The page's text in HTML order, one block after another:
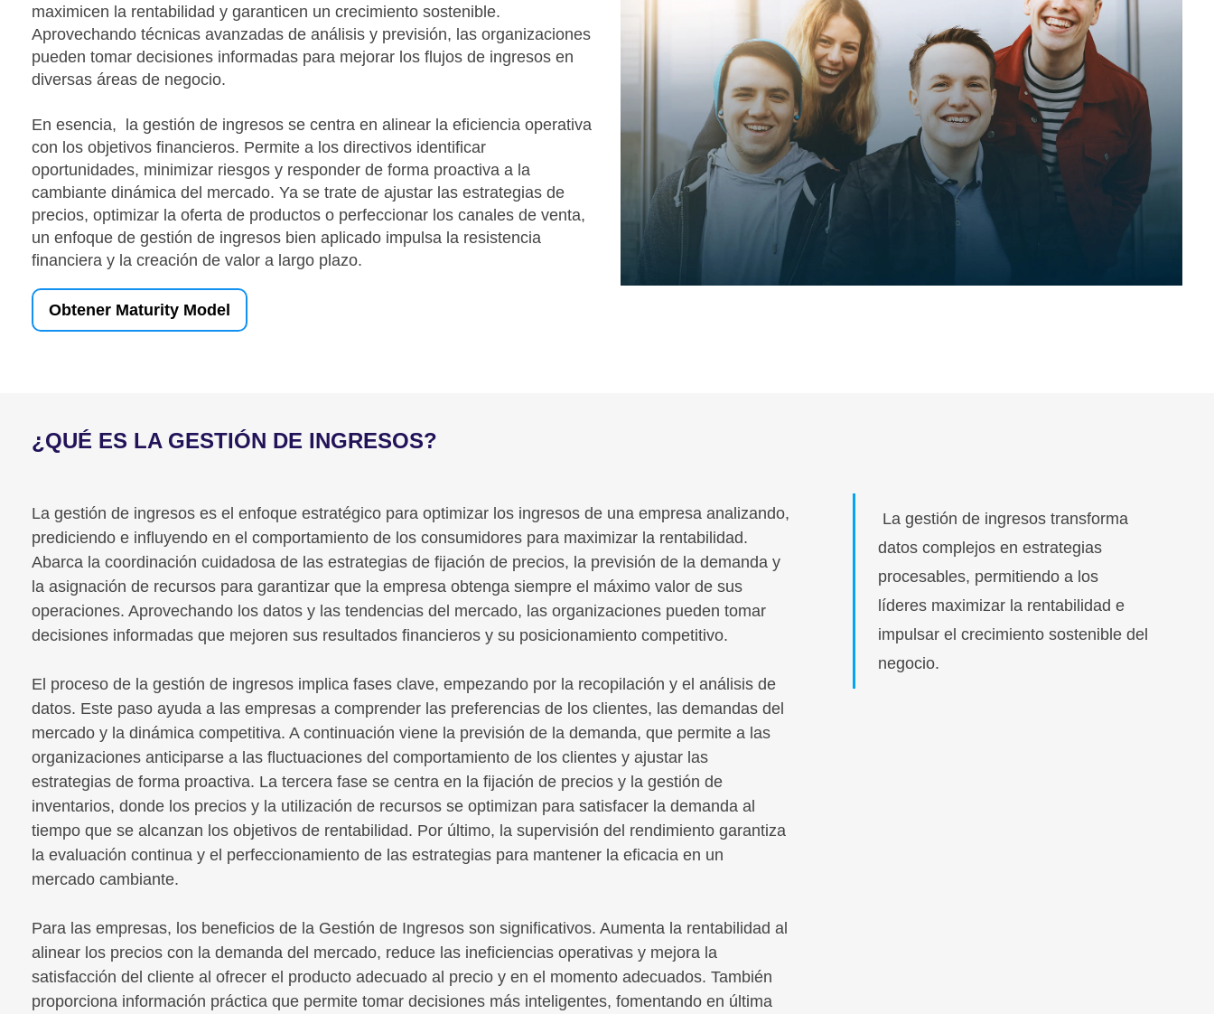
maximicen la rentabilidad y garanticen un crecimiento sostenible.
Aprovechando técnicas avanzadas de análisis y previsión, las organizaciones
pueden tomar decisiones informadas para mejorar los flujos de ingresos en
diversas áreas de negocio.
En esencia, la gestión de ingresos se centra en alinear la eficiencia operativa
con los objetivos financieros. Permite a los directivos identificar
oportunidades, minimizar riesgos y responder de forma proactiva a la
cambiante dinámica del mercado. Ya se trate de ajustar las estrategias de
precios, optimizar la oferta de productos o perfeccionar los canales de venta,
un enfoque de gestión de ingresos bien aplicado impulsa la resistencia
financiera y la creación de valor a largo plazo.
Obtener Maturity Model
¿QUÉ ES LA GESTIÓN DE INGRESOS?
La gestión de ingresos es el enfoque estratégico para optimizar los ingresos de una empresa analizando,
prediciendo e influyendo en el comportamiento de los consumidores para maximizar la rentabilidad.
Abarca la coordinación cuidadosa de las estrategias de fijación de precios, la previsión de la demanda y
la asignación de recursos para garantizar que la empresa obtenga siempre el máximo valor de sus
operaciones. Aprovechando los datos y las tendencias del mercado, las organizaciones pueden tomar
decisiones informadas que mejoren sus resultados financieros y su posicionamiento competitivo.
El proceso de la gestión de ingresos implica fases clave, empezando por la recopilación y el análisis de
datos. Este paso ayuda a las empresas a comprender las preferencias de los clientes, las demandas del
mercado y la dinámica competitiva. A continuación viene la previsión de la demanda, que permite a las
organizaciones anticiparse a las fluctuaciones del comportamiento de los clientes y ajustar las
estrategias de forma proactiva. La tercera fase se centra en la fijación de precios y la gestión de
inventarios, donde los precios y la utilización de recursos se optimizan para satisfacer la demanda al
tiempo que se alcanzan los objetivos de rentabilidad. Por último, la supervisión del rendimiento garantiza
la evaluación continua y el perfeccionamiento de las estrategias para mantener la eficacia en un
mercado cambiante.
Para las empresas, los beneficios de la Gestión de Ingresos son significativos. Aumenta la rentabilidad al
alinear los precios con la demanda del mercado, reduce las ineficiencias operativas y mejora la
satisfacción del cliente al ofrecer el producto adecuado al precio y en el momento adecuados. También
proporciona información práctica que permite tomar decisiones más inteligentes, fomentando en última
La gestión de ingresos transforma
datos complejos en estrategias
procesables, permitiendo a los
líderes maximizar la rentabilidad e
impulsar el crecimiento sostenible del
negocio.